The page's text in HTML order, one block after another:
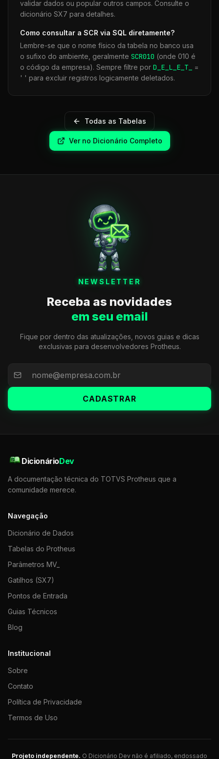
validar dados ou popular outros campos. Consulte o
dicionário SX7 para detalhes.
Como consultar a SCR via SQL diretamente?
Lembre-se que o nome físico da tabela no banco usa
o sufixo do ambiente, geralmente SCR010 (onde 010 é
o código da empresa). Sempre filtre por D_E_L_E_T_
=
' ' para excluir registros logicamente deletados.
Todas as Tabelas
Ver no Dicionário Completo
NEWSLETTER
Receba as novidades
em seu email
Fique por dentro das atualizações, novos guias e dicas
exclusivas para desenvolvedores Protheus.
CADASTRAR
DicionárioDev
A documentação técnica do TOTVS Protheus que a
comunidade merece.
Navegação
Dicionário de Dados
Tabelas do Protheus
Parâmetros MV_
Gatilhos (SX7)
Pontos de Entrada
Guias Técnicos
Blog
Institucional
Sobre
Contato
Política de Privacidade
Termos de Uso
Projeto independente. O Dicionário Dev não é afiliado, endossado